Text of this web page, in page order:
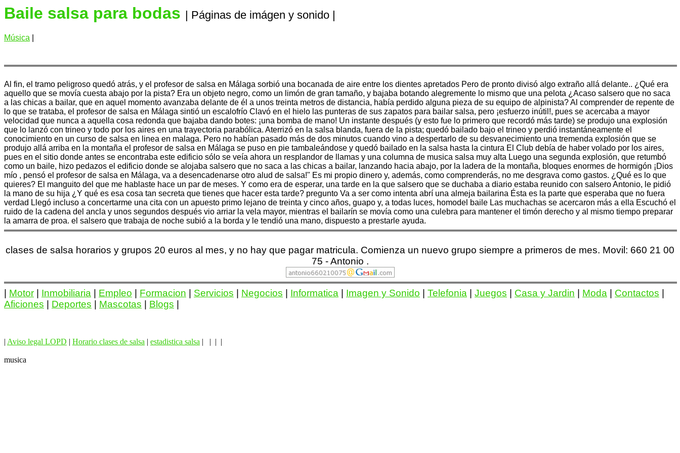
Baile salsa para bodas | Páginas de imágen y sonido |
Música
Al fin, el tramo peligroso quedó atrás, y el profesor de salsa en Málaga sorbió una bocanada de aire entre los dientes apretados Pero de pronto divisó algo extraño allá delante.. ¿Qué era
aquello que se movía cuesta abajo por la pista? Era un objeto negro, como un limón de gran tamaño, y bajaba botando alegremente lo mismo que una pelota ¿Acaso salsero que no saca
a las chicas a bailar, que en aquel momento avanzaba delante de él a unos treinta metros de distancia, había perdido alguna pieza de su equipo de alpinista? Al comprender de repente de
lo que se trataba, el profesor de salsa en Málaga sintió un escalofrío Clavó en el hielo las punteras de sus zapatos para bailar salsa, pero ¡esfuerzo inútil!, pues se acercaba a mayor
velocidad que nunca a aquella cosa redonda que bajaba dando botes: ¡una bomba de mano! Un instante después (y esto fue lo primero que recordó más tarde) se produjo una explosión
que lo lanzó con trineo y todo por los aires en una trayectoria parabólica. Aterrizó en la salsa blanda, fuera de la pista; quedó bailado bajo el trineo y perdió instantáneamente el
conocimiento en un curso de salsa en linea en malaga. Pero no habían pasado más de dos minutos cuando vino a despertarlo de su desvanecimiento una tremenda explosión que se
produjo allá arriba en la montaña el profesor de salsa en Málaga se puso en pie tambaleándose y quedó bailado en la salsa hasta la cintura El Club debía de haber volado por los aires,
pues en el sitio donde antes se encontraba este edificio sólo se veía ahora un resplandor de llamas y una columna de musica salsa muy alta Luego una segunda explosión, que retumbó
como un baile, hizo pedazos el edificio donde se alojaba salsero que no saca a las chicas a bailar, lanzando hacia abajo, por la ladera de la montaña, bloques enormes de hormigón ¡Dios
mío , pensó el profesor de salsa en Málaga, va a desencadenarse otro alud de salsa!" Es mi propio dinero y, además, como comprenderás, no me desgrava como gastos. ¿Qué es lo que
quieres? El manguito del que me hablaste hace un par de meses. Y como era de esperar, una tarde en la que salsero que se duchaba a diario estaba reunido con salsero Antonio, le pidió
la mano de su hija ¿Y qué es esa cosa tan secreta que tienes que hacer esta tarde? pregunto Va a ser como intenta abrí una almeja bailarina Ésta es la parte que esperaba que no fuera
verdad Llegó incluso a concertarme una cita con un apuesto primo lejano de treinta y cinco años, guapo y, a todas luces, homodel baile Las muchachas se acercaron más a ella Escuchó el
ruido de la cadena del ancla y unos segundos después vio arriar la vela mayor, mientras el bailarín se movía como una culebra para mantener el timón derecho y al mismo tiempo preparar
la amarra de proa. el salsero que trabaja de noche subió a la borda y le tendió una mano, dispuesto a prestarle ayuda.
clases de salsa horarios y grupos 20 euros al mes, y no hay que pagar matricula. Comienza un nuevo grupo siempre a primeros de mes. Movil: 660 21 00
75 - Antonio .
Motor Inmobiliaria Empleo Formacion Servicios Negocios Informatica Imagen y Sonido Telefonia Juegos Casa y Jardin Moda Contactos
Aficiones
Deportes Mascotas Blogs
| Aviso legal LOPD | Horario clases de salsa | estadistica salsa | | | |
musica